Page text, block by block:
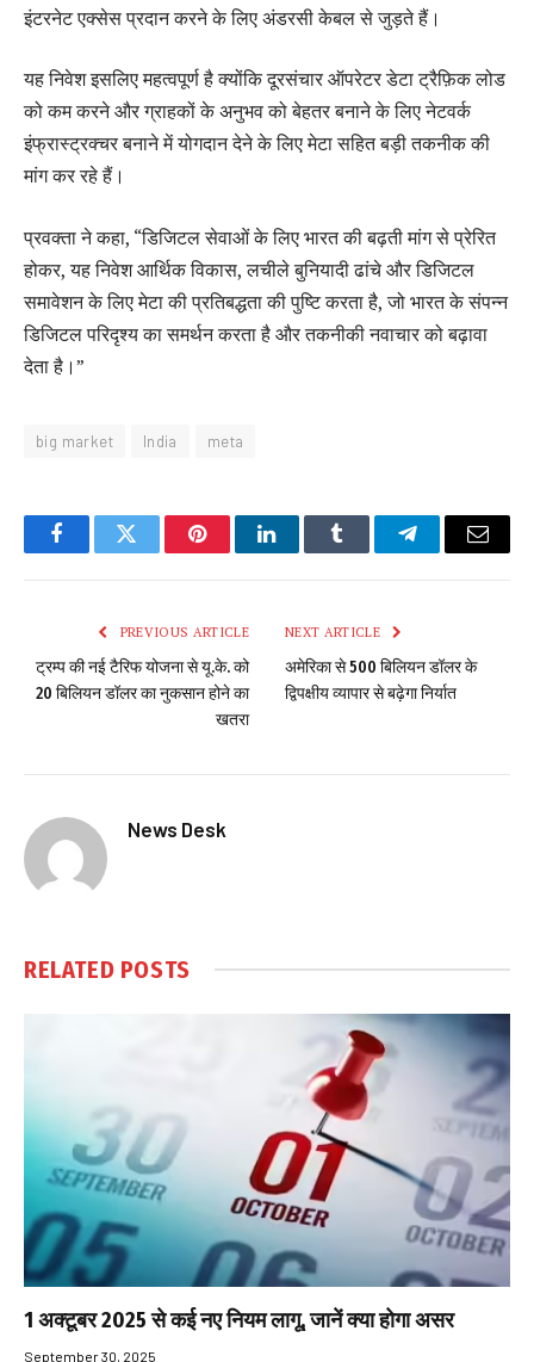
इंटरनेट एक्सेस प्रदान करने के लिए अंडरसी केबल से जुड़ते हैं।
यह निवेश इसलिए महत्वपूर्ण है क्योंकि दूरसंचार ऑपरेटर डेटा ट्रैफ़िक लोड
को कम करने और ग्राहकों के अनुभव को बेहतर बनाने के लिए नेटवर्क
इंफ्रास्ट्रक्चर बनाने में योगदान देने के लिए मेटा सहित बड़ी तकनीक की
मांग कर रहे हैं।
प्रवक्ता ने कहा, “डिजिटल सेवाओं के लिए भारत की बढ़ती मांग से प्रेरित
होकर, यह निवेश आर्थिक विकास, लचीले बुनियादी ढांचे और डिजिटल
समावेशन के लिए मेटा की प्रतिबद्धता की पुष्टि करता है, जो भारत के संपन्न
डिजिटल परिदृश्य का समर्थन करता है और तकनीकी नवाचार को बढ़ावा
देता है।”
big market India meta
FacebookTwitter PinterestLinkedInTumblr TelegramEmail
PREVIOUS ARTICLE
ट्रम्प की नई टैरिफ योजना से यू.के. को
20 बिलियन डॉलर का नुकसान होने का
खतरा
NEXT ARTICLE
अमेरिका से 500 ​​बिलियन डॉलर के
द्विपक्षीय व्यापार से बढ़ेगा निर्यात
News Desk
RELATED POSTS
1 अक्टूबर 2025 से कई नए नियम लागू, जानें क्या होगा असर
September 30, 2025